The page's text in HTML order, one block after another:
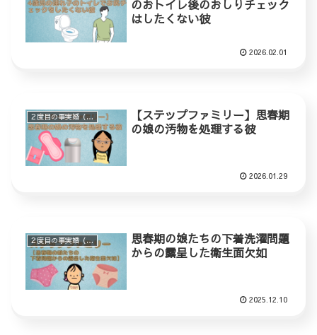
のおトイレ後のおしりチェック
はしたくない彼
2026.02.01
２度目の事実婚（ステップファミリー）
【ステップファミリー】思春期
の娘の汚物を処理する彼
2026.01.29
２度目の事実婚（ステップファミリー）
思春期の娘たちの下着洗濯問題
からの露呈した衛生面欠如
2025.12.10